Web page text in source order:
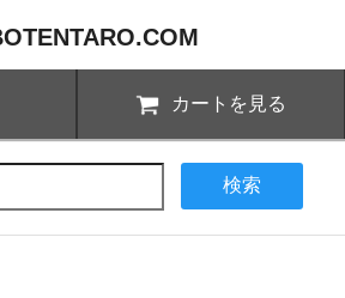
カートを見る
検索